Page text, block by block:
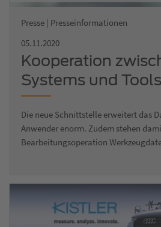
Presse | Presseinformationen
05.11.2020
Kooperation
Systems und
über 900.000 neue
Die neue Schnittstelle erweitert das
Anwender enorm. Zudem stehen
Bearbeitungsoperation